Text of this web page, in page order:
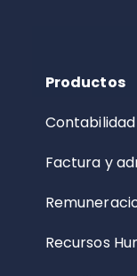
Productos
Contabilidad
Factura y
Recursos